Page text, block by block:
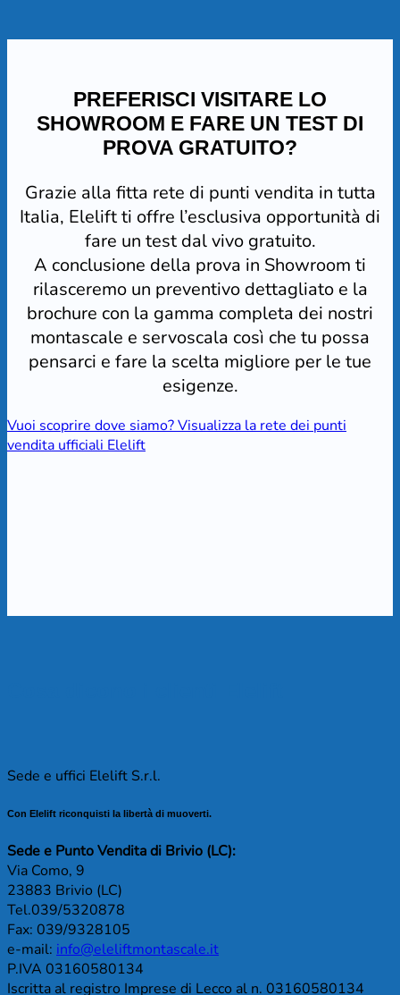
PREFERISCI VISITARE LO
SHOWROOM E FARE UN TEST DI
PROVA GRATUITO?
Grazie alla fitta rete di punti vendita in tutta
Italia, Elelift ti offre l’esclusiva opportunità di
fare un test dal vivo gratuito.
A conclusione della prova in Showroom ti
rilasceremo un preventivo dettagliato e la
brochure con la gamma completa dei nostri
montascale e servoscala così che tu possa
pensarci e fare la scelta migliore per le tue
esigenze.
Vuoi scoprire dove siamo? Visualizza la rete dei punti
vendita ufficiali Elelift
Sede e uffici Elelift S.r.l.
Con Elelift riconquisti la libertà di muoverti.
Sede e Punto Vendita di Brivio (LC):
Via Como, 9
23883 Brivio (LC)
Tel.039/5320878
Fax: 039/9328105
e-mail: info@eleliftmontascale.it
P.IVA 03160580134
Iscritta al registro Imprese di Lecco al n. 03160580134